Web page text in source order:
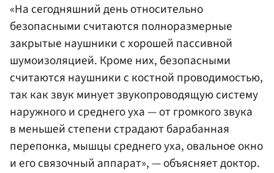
«На сегодняшний день относительно
безопасными считаются полноразмерные
закрытые наушники с хорошей пассивной
шумоизоляцией. Кроме них, безопасными
считаются наушники с костной проводимостью,
так как звук минует звукопроводящую систему
наружного и среднего уха — от громкого звука
в меньшей степени страдают барабанная
перепонка, мышцы среднего уха, овальное окно
и его связочный аппарат», — объясняет доктор.